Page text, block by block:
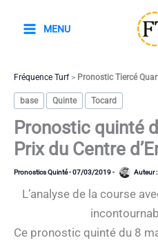
MENU
Fréquence Turf> Pronostic Tiercé
base Quinte Tocard
Pronostic quinté
Prix du Centre
Pronostics Quinté-07/03/2019- Auteur :
L’analyse de la course
Ce pronostic quinté du 8